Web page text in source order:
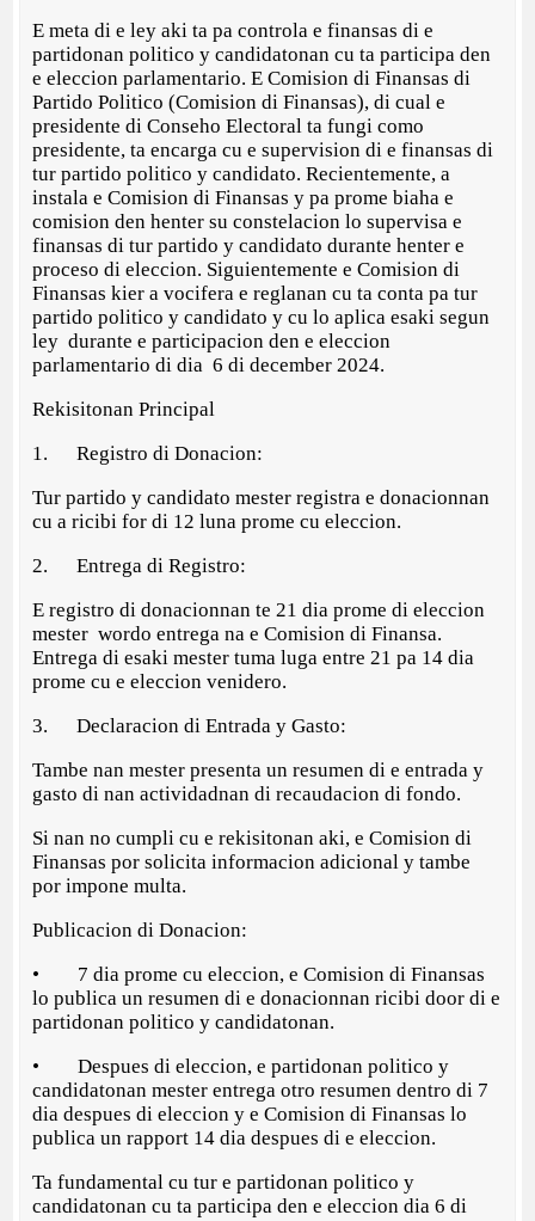
E meta di e ley aki ta pa controla e finansas di e
partidonan politico y candidatonan cu ta participa den
e eleccion parlamentario. E Comision di Finansas di
Partido Politico (Comision di Finansas), di cual e
presidente di Conseho Electoral ta fungi como
presidente, ta encarga cu e supervision di e finansas di
tur partido politico y candidato. Recientemente, a
instala e Comision di Finansas y pa prome biaha e
comision den henter su constelacion lo supervisa e
finansas di tur partido y candidato durante henter e
proceso di eleccion. Siguientemente e Comision di
Finansas kier a vocifera e reglanan cu ta conta pa tur
partido politico y candidato y cu lo aplica esaki segun
ley durante e participacion den e eleccion
parlamentario di dia 6 di december 2024.
Rekisitonan Principal
1. Registro di Donacion:
Tur partido y candidato mester registra e donacionnan
cu a ricibi for di 12 luna prome cu eleccion.
2. Entrega di Registro:
E registro di donacionnan te 21 dia prome di eleccion
mester wordo entrega na e Comision di Finansa.
Entrega di esaki mester tuma luga entre 21 pa 14 dia
prome cu e eleccion venidero.
3. Declaracion di Entrada y Gasto:
Tambe nan mester presenta un resumen di e entrada y
gasto di nan actividadnan di recaudacion di fondo.
Si nan no cumpli cu e rekisitonan aki, e Comision di
Finansas por solicita informacion adicional y tambe
por impone multa.
Publicacion di Donacion:
• 7 dia prome cu eleccion, e Comision di Finansas
lo publica un resumen di e donacionnan ricibi door di e
partidonan politico y candidatonan.
• Despues di eleccion, e partidonan politico y
candidatonan mester entrega otro resumen dentro di 7
dia despues di eleccion y e Comision di Finansas lo
publica un rapport 14 dia despues di e eleccion.
Ta fundamental cu tur e partidonan politico y
candidatonan cu ta participa den e eleccion dia 6 di